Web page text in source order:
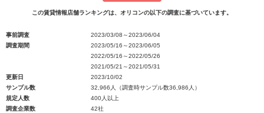
この賃貸情報店舗ランキングは、オリコンの以下の調査に基づいています。
事前調査
2023/03/08～2023/06/04
調査期間
2023/05/16～2023/06/05
2022/05/16～2022/05/26
2021/05/21～2021/05/31
更新日
2023/10/02
サンプル数
32,966人（調査時サンプル数36,986人）
規定人数
400人以上
調査企業数
42社